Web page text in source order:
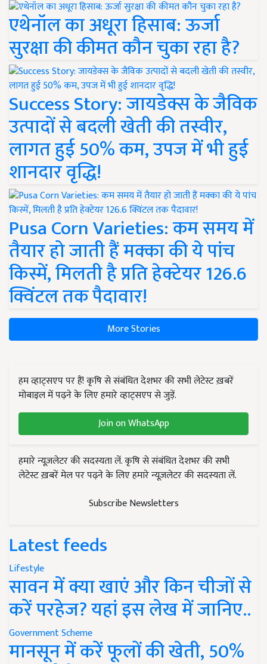
एथेनॉल का अधूरा हिसाब: ऊर्जा
सुरक्षा की कीमत कौन चुका रहा है?
Success Story: जायडेक्स के जैविक
उत्पादों से बदली खेती की तस्वीर,
लागत हुई 50% कम, उपज में भी हुई
शानदार वृद्धि!
Pusa Corn Varieties: कम समय में
तैयार हो जाती हैं मक्का की ये पांच
किस्में, मिलती है प्रति हेक्टेयर 126.6
क्विंटल तक पैदावार!
More Stories
हम व्हाट्सएप पर हैं! कृषि से संबंधित देशभर की सभी लेटेस्ट ख़बरें
मोबाइल में पढ़ने के लिए हमारे व्हाट्सएप से जुड़ें.
Join on WhatsApp
हमारे न्यूज़लेटर की सदस्यता लें. कृषि से संबंधित देशभर की सभी
लेटेस्ट ख़बरें मेल पर पढ़ने के लिए हमारे न्यूज़लेटर की सदस्यता लें.
Subscribe Newsletters
Latest feeds
Lifestyle
सावन में क्या खाएं और किन चीजों से
करें परहेज? यहां इस लेख में जानिए..
Government Scheme
मानसून में करें फूलों की खेती, 50%